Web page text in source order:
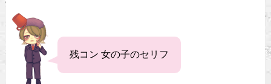
残コン 女の子のセリフ